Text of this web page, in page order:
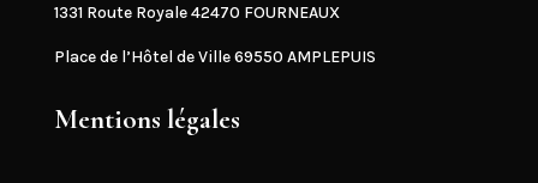
1331 Route Royale 42470 FOURNEAUX
Place de l’Hôtel de Ville 69550 AMPLEPUIS
Mentions légales